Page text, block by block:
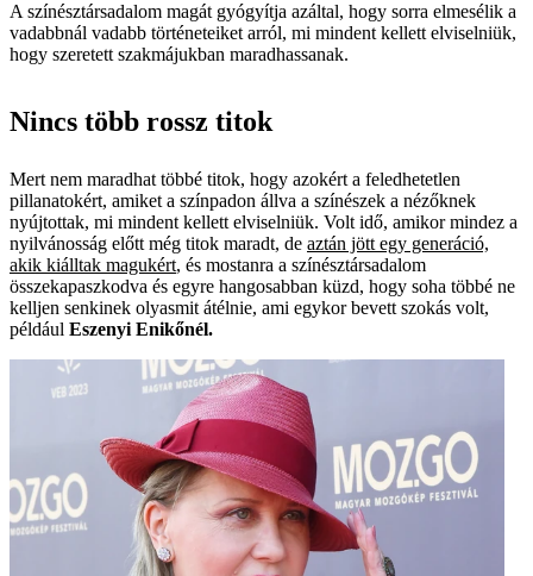
A színésztársadalom magát gyógyítja azáltal, hogy sorra elmesélik a
vadabbnál vadabb történeteiket arról, mi mindent kellett elviselniük,
hogy szeretett szakmájukban maradhassanak.
Nincs több rossz titok
Mert nem maradhat többé titok, hogy azokért a feledhetetlen
pillanatokért, amiket a színpadon állva a színészek a nézőknek
nyújtottak, mi mindent kellett elviselniük. Volt idő, amikor mindez a
nyilvánosság előtt még titok maradt, de aztán jött egy generáció,
akik kiálltak magukért, és mostanra a színésztársadalom
összekapaszkodva és egyre hangosabban küzd, hogy soha többé ne
kelljen senkinek olyasmit átélnie, ami egykor bevett szokás volt,
például Eszenyi Enikőnél.